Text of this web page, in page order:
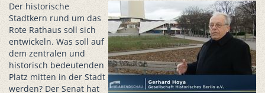
Der historische
Stadtkern rund um das
Rote Rathaus soll sich
entwickeln. Was soll auf
dem zentralen und
historisch bedeutenden
Platz mitten in der Stadt
werden? Der Senat hat